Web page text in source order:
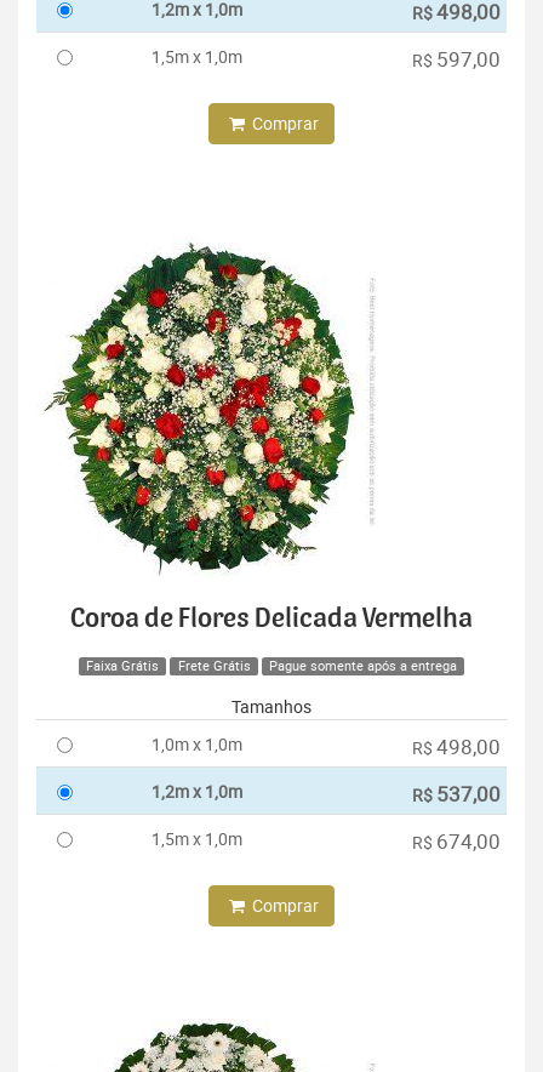
1,2m x 1,0m R$498,00
1,5m x 1,0m R$ 597,00
Comprar
Coroa de Flores Delicada Vermelha
Faixa Grátis Frete Grátis Pague somente após a entrega
Tamanhos
1,0m x 1,0m
R$ 498,00
1,2m x 1,0m R$ 537,00
1,5m x 1,0m R$ 674,00
Comprar